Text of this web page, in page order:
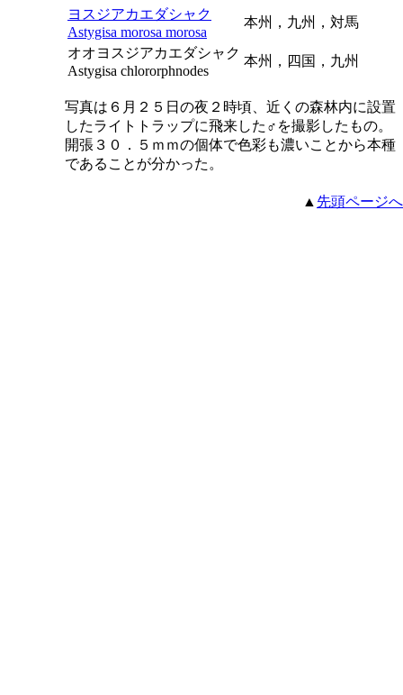
ヨスジアカエダシャク
Astygisa morosa morosa
本州，九州，対馬
オオヨスジアカエダシャク
Astygisa chlororphnodes
本州，四国，九州
写真は６月２５日の夜２時頃、近くの森林内に設置
したライトトラップに飛来した♂を撮影したもの。
開張３０．５ｍｍの個体で色彩も濃いことから本種
であることが分かった。
▲ 先頭ページへ